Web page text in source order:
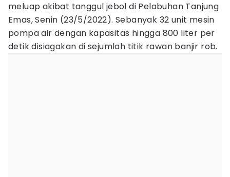
meluap akibat tanggul jebol di Pelabuhan Tanjung
Emas, Senin (23/5/2022). Sebanyak 32 unit mesin
pompa air dengan kapasitas hingga 800 liter per
detik disiagakan di sejumlah titik rawan banjir rob.